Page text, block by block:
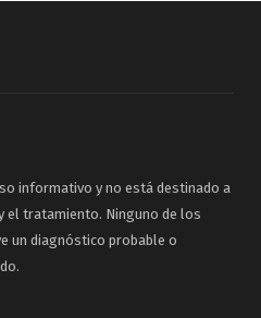
informativo y no está destinado a
el tratamiento. Ninguno de los
un diagnóstico probable o